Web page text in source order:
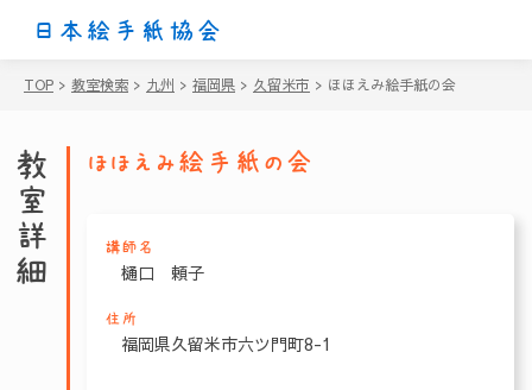
日本絵手紙協会
TOP > 教室検索 > 九州 > 福岡県 > 久留米市 > ほほえみ絵手紙の会
教室詳細 ほほえみ絵手紙の会
講師名
樋口 頼子
住所
福岡県久留米市六ツ門町8-1